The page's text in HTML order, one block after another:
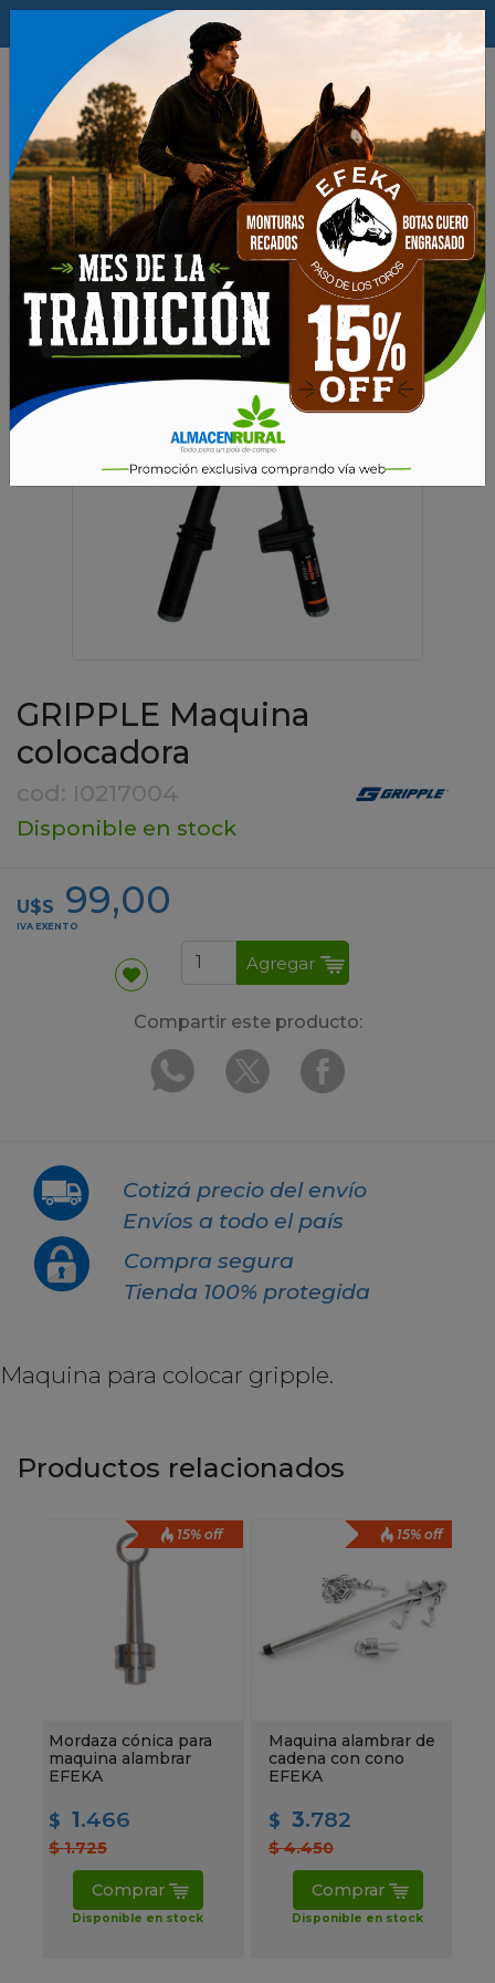
Alambrados y Cercos HERRAMIENTAS PARA ALAMBRADOS
Maquina de Alambrar
GRIPPLE Maquina
colocadora
cod: I0217004
Disponible en stock
U$S 99,00
IVA EXENTO
Agregar
Compartir este producto:
Cotizá precio del envío
Envíos a todo el país
Compra segura
Tienda 100% protegida
Maquina para colocar gripple.
Productos relacionados
15% off
Mordaza cónica para
maquina alambrar
EFEKA
$ 1.466
$ 1.725
Disponible en stock
Comprar
15% off
Maquina alambrar de
cadena con cono
EFEKA
$ 3.782
$ 4.450
Disponible en stock
Comprar
×